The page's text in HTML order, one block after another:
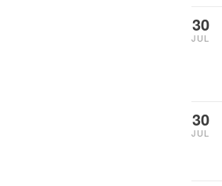
30
JUL
30
JUL